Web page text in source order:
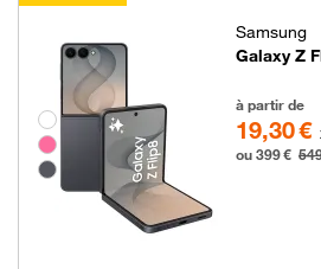
Groupe de couleurs disponibles non
Samsung
Galaxy Z
à partir de
19,30 €
ou 399 €